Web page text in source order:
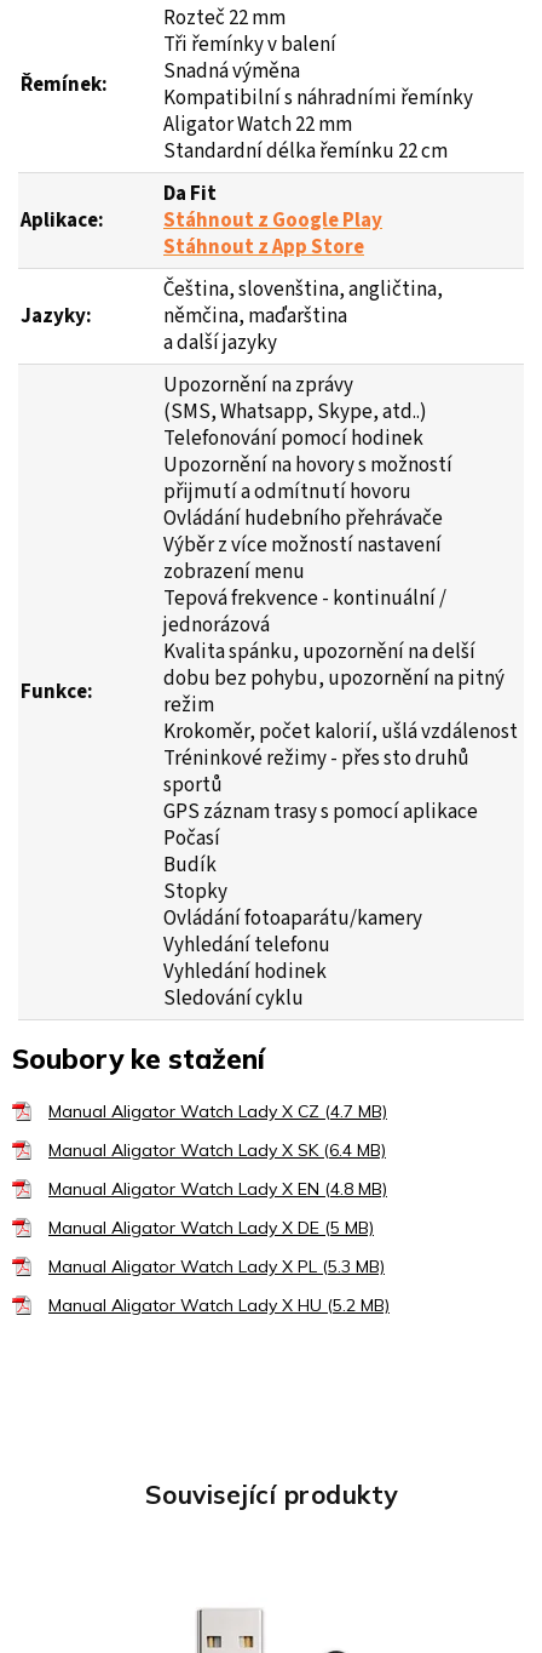
Související produkty
Řemínek:
Rozteč 22 mm
Tři řemínky v balení
Snadná výměna
Kompatibilní s náhradními řemínky
Aligator Watch 22 mm
Standardní délka řemínku 22 cm
Aplikace:
Da Fit
Stáhnout z Google Play
Stáhnout z App Store
Jazyky:
Čeština, slovenština, angličtina,
němčina, maďarština
a další jazyky
Funkce:
Upozornění na zprávy
(SMS, Whatsapp, Skype, atd..)
Telefonování pomocí hodinek
Upozornění na hovory s možností
přijmutí a odmítnutí hovoru
Ovládání hudebního přehrávače
Výběr z více možností nastavení
zobrazení menu
Tepová frekvence - kontinuální /
jednorázová
Kvalita spánku, upozornění na delší
dobu bez pohybu, upozornění na pitný
režim
Krokoměr, počet kalorií, ušlá vzdálenost
Tréninkové režimy - přes sto druhů
sportů
GPS záznam trasy s pomocí aplikace
Počasí
Budík
Stopky
Ovládání fotoaparátu/kamery
Vyhledání telefonu
Vyhledání hodinek
Sledování cyklu
Soubory ke stažení
Manual Aligator Watch Lady X CZ (4.7 MB)
Manual Aligator Watch Lady X SK (6.4 MB)
Manual Aligator Watch Lady X EN (4.8 MB)
Manual Aligator Watch Lady X DE (5 MB)
Manual Aligator Watch Lady X PL (5.3 MB)
Manual Aligator Watch Lady X HU (5.2 MB)